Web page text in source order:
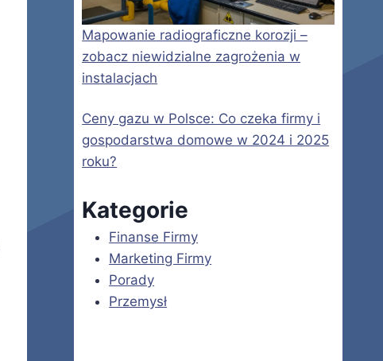
Mapowanie radiograficzne korozji –
zobacz niewidzialne zagrożenia w
instalacjach
Ceny gazu w Polsce: Co czeka firmy i
gospodarstwa domowe w 2024 i 2025
roku?
Kategorie
Finanse Firmy
Marketing Firmy
Porady
Przemysł